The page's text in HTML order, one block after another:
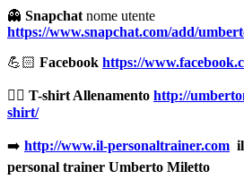
👻 Snapchat nome utente
https://www.snapchat.com/add/
💪🏻 Facebook https://
🏋🏻 T-shirt Allenamento http://
shirt/
➡️ http://www.il-personaltrainer.com
personal trainer Umberto Miletto